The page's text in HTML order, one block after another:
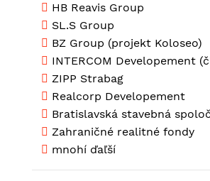
HB Reavis Group
SL.S Group
BZ Group (projekt Koloseo)
INTERCOM Developement
ZIPP Strabag
Realcorp Developement
Bratislavská stavebná
Zahraničné realitné fondy
mnohí ďaľší